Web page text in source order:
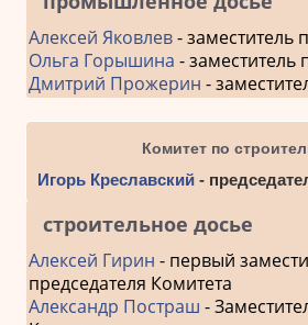
Алексей Яковлев- заместитель
Ольга Горышина - заместитель
Дмитрий Прожерин -
Комитет по
Игорь Креславский -
строительное досье
Алексей Гирин - первый
председателя Комитета
Александр Постраш -